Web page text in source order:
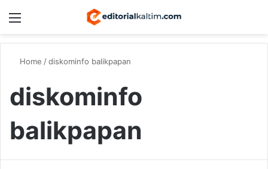
Home /diskominfo balikpapan
diskominfo
balikpapan